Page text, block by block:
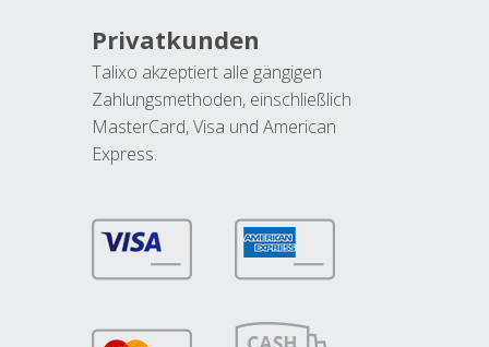
Privatkunden
Talixo akzeptiert alle gängigen
Zahlungsmethoden, einschließlich
MasterCard, Visa und American
Express.